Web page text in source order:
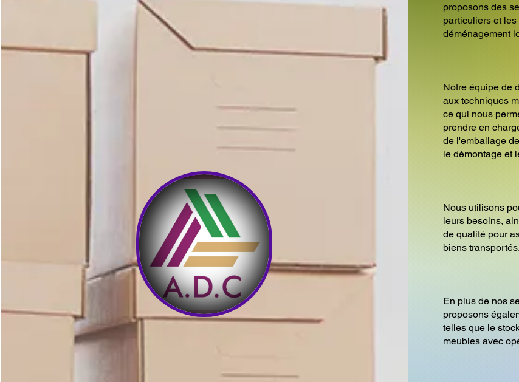
proposons des
particuliers et
déménagement
Notre équipe de
aux techniques
ce qui nous
prendre en
de l'emballage
le démontage et
Nous utilisons
leurs besoins,
de qualité pour
biens transportés.
En plus de nos
proposons
telles que le
meubles avec